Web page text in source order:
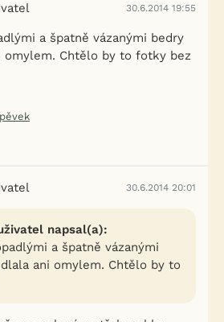
30.6.2014 19:55
a špatně vázanými bedry
omylem. Chtělo by to fotky bez
30.6.2014 20:01
napsal(a):
a špatně vázanými
ani omylem. Chtělo by to